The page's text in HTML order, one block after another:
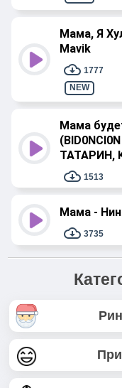
Мама, Я
Mavik
1777
NEW
Мама
ТАТАРИН,
1513
Мама -
3735